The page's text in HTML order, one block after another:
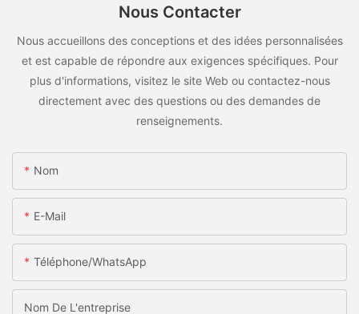
Nous Contacter
Nous accueillons des conceptions et des idées personnalisées
et est capable de répondre aux exigences spécifiques. Pour
plus d'informations, visitez le site Web ou contactez-nous
directement avec des questions ou des demandes de
renseignements.
Nom
E-Mail
Téléphone/WhatsApp
Nom De L'entreprise